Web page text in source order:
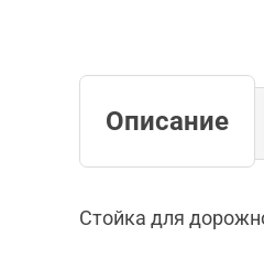
Описание
Стойка для